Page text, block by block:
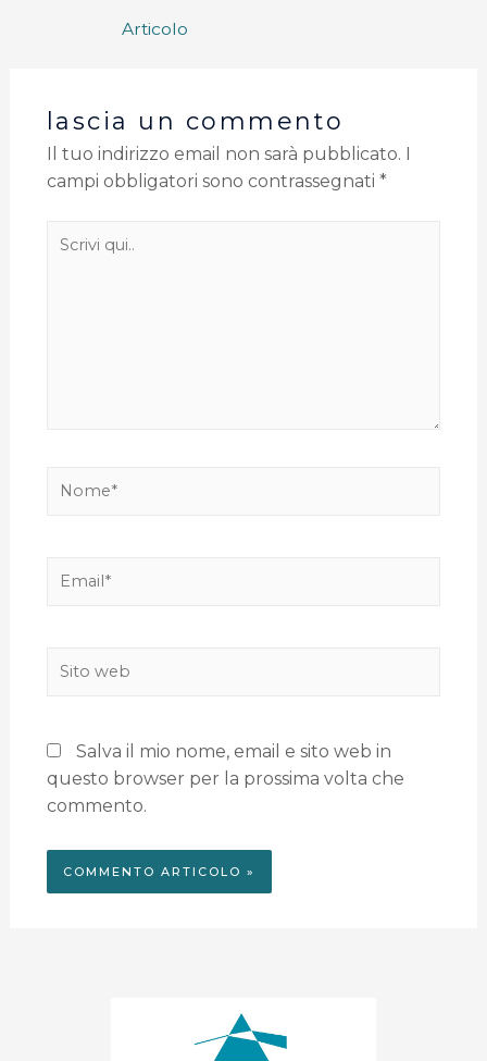
Articolo
lascia un commento
Il tuo indirizzo email non sarà pubblicato.
campi obbligatori sono contrassegnati *
Salva il mio nome, email e sito web in
questo browser per la prossima volta che
commento.